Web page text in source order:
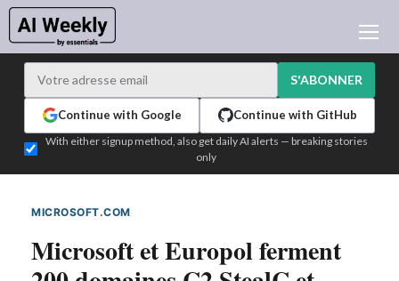
APPRENDRE L'IA
L'ACTU IA DU JOUR
TEST EDITION BUILDER
CONNEXION
S'ABONNER
Continue with Google Continue with GitHub
With either signup method, also get daily AI alerts — breaking stories
only
MICROSOFT.COM
Microsoft et Europol ferment